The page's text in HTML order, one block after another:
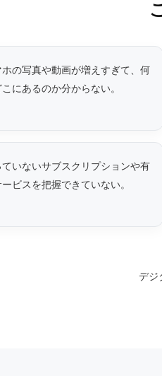
ホの写真や動画が増えすぎて、何
にあるのか分からない。
いないサブスクリプションや有
ビスを把握できていない。
デジ